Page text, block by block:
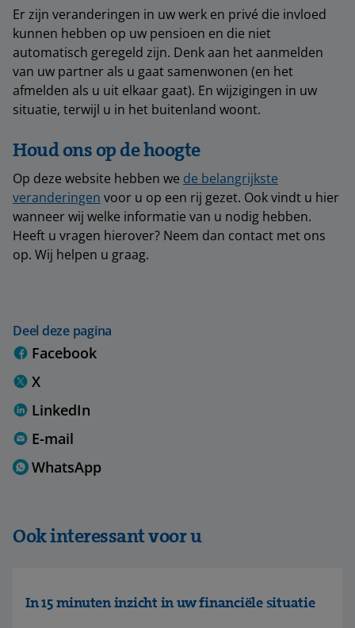
Er zijn veranderingen in uw werk en privé die invloed
kunnen hebben op uw pensioen en die niet
automatisch geregeld zijn. Denk aan het aanmelden
van uw partner als u gaat samenwonen (en het
afmelden als u uit elkaar gaat). En wijzigingen in uw
situatie, terwijl u in het buitenland woont.
Houd ons op de hoogte
Op deze website hebben we de belangrijkste
veranderingen voor u op een rij gezet. Ook vindt u hier
wanneer wij welke informatie van u nodig hebben.
Heeft u vragen hierover? Neem dan contact met ons
op. Wij helpen u graag.
Deel deze pagina
Facebook
X
LinkedIn
E-mail
WhatsApp
Ook interessant voor u
In 15 minuten inzicht in uw financiële situatie